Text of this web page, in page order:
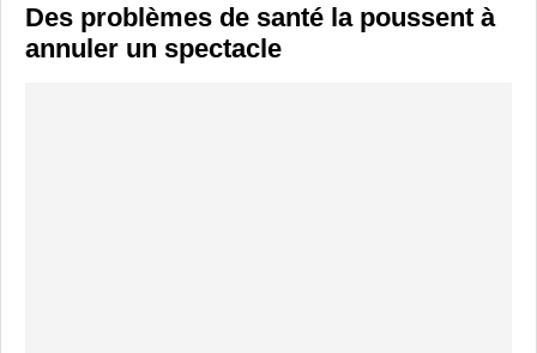
Des problèmes de santé la poussent à
annuler un spectacle